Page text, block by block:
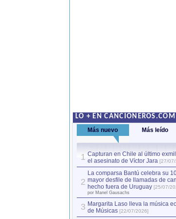
LO + EN CANCIONEROS.COM
Más nuevo Más leído
1 Capturan en Chile al último
el asesinato de Víctor Jara [27/
2
La comparsa Bantú celebra su
mayor desfile de llamadas de
hecho fuera de Uruguay [25/07/
por Manel Gausachs
3 Margarita Laso lleva la música
de Músicas [22/07/2026]